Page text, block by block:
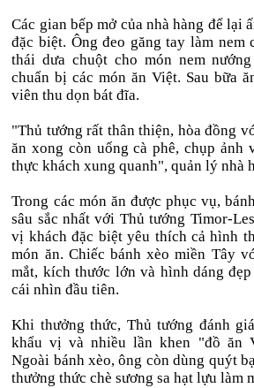
Các gian bếp mở của nhà hàng để lại
đặc biệt. Ông đeo găng tay làm nem
thái dưa chuột cho món nem
chuẩn bị các món ăn Việt. Sau bữa
viên thu dọn bát đĩa.
"Thủ tướng rất thân thiện, hòa đồng
ăn xong còn uống cà phê, chụp ảnh
thực khách xung quanh", quản lý nhà
Trong các món ăn được phục vụ,
sâu sắc nhất với Thủ tướng Timor-
vị khách đặc biệt yêu thích cả hình
món ăn. Chiếc bánh xèo miền Tây
mắt, kích thước lớn và hình dáng
cái nhìn đầu tiên.
Khi thưởng thức, Thủ tướng đánh
khẩu vị và nhiều lần khen "đồ ăn
Ngoài bánh xèo, ông còn dùng quýt
thưởng thức chè sương sa hạt lựu làm